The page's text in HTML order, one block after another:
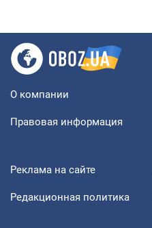
О компании
Правовая информация
Реклама на сайте
Редакционная политика